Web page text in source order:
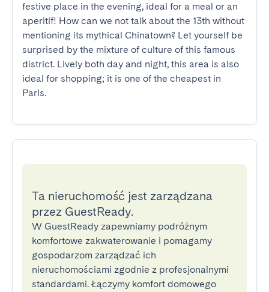
festive place in the evening, ideal for a meal or an
aperitif! How can we not talk about the 13th without
mentioning its mythical Chinatown? Let yourself be
surprised by the mixture of culture of this famous
district. Lively both day and night, this area is also
ideal for shopping; it is one of the cheapest in
Paris.
Ta nieruchomość jest zarządzana
przez GuestReady.
W GuestReady zapewniamy podróżnym
komfortowe zakwaterowanie i pomagamy
gospodarzom zarządzać ich
nieruchomościami zgodnie z profesjonalnymi
standardami. Łączymy komfort domowego